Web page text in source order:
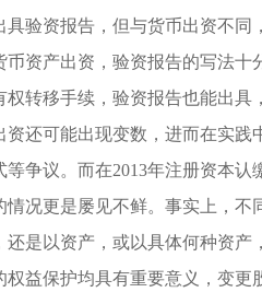
具验资报告，但与货币出资不同
币资产出资，验资报告的写法十
权转移手续，验资报告也能出具
资还可能出现变数，进而在实践
争议。而在2013年注册资本认
情况更是屡见不鲜。事实上，不
还是以资产，或以具体何种资产
权益保护均具有重要意义，变更